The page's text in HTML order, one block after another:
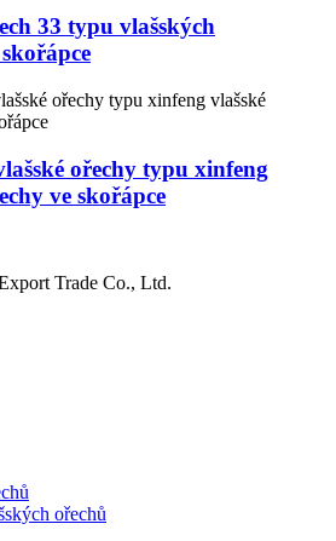
33 typu vlašských
ořechy typu xinfeng
ve skořápce
Trade Co., Ltd.
ořechů